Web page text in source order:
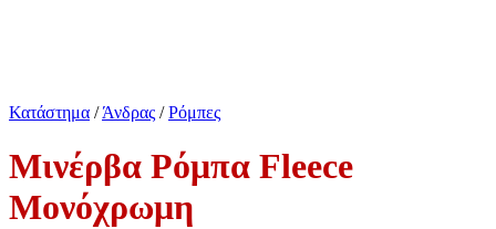
Κατάστημα / Άνδρας / Ρόμπες
Μινέρβα Ρόμπα Fleece
Μονόχρωμη